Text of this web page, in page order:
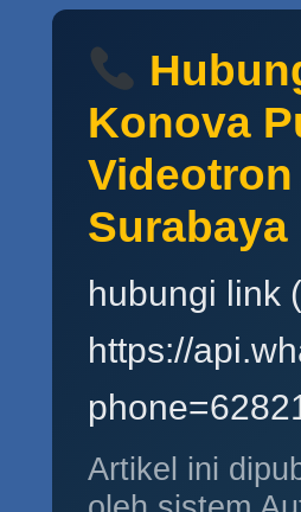
Konova
Videotron
Surabaya
hubungi link (
https://
Artikel ini